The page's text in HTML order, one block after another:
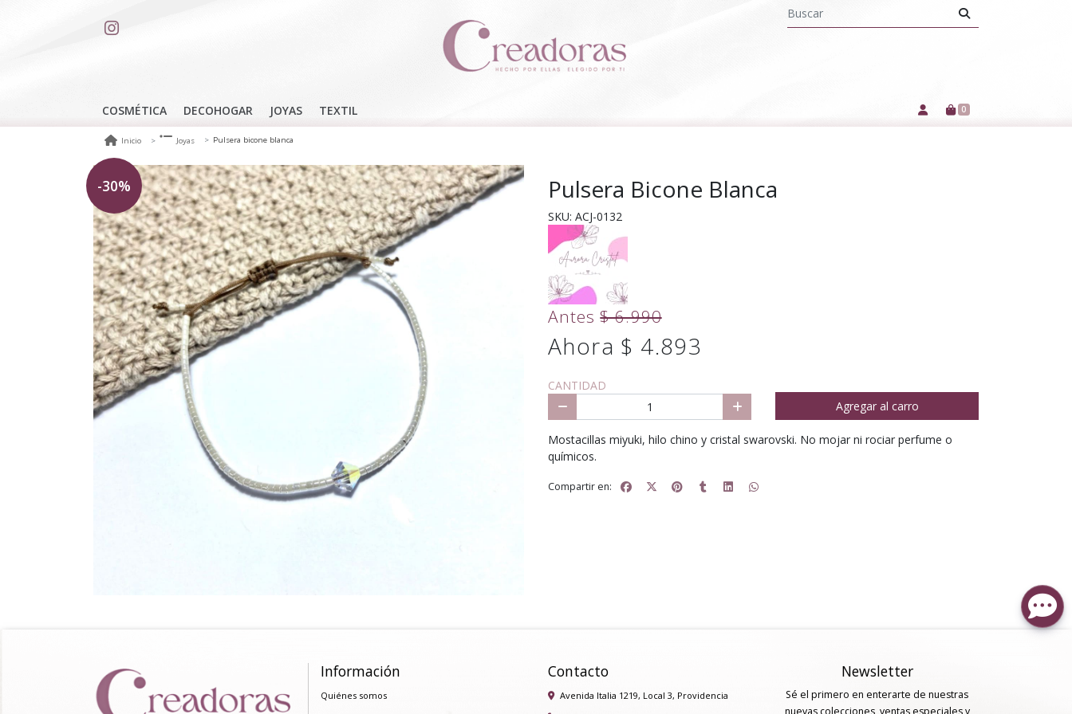
COSMÉTICA DECOHOGAR JOYAS TEXTIL 0
Inicio Joyas Pulsera bicone blanca
-30% Pulsera Bicone Blanca
SKU: ACJ-0132
Antes$ 6.990
Ahora $ 4.893
CANTIDAD
Agregar al carro
Mostacillas miyuki, hilo chino y cristal swarovski. No mojar ni rociar perfume o
químicos.
Compartir en:
Información
Quiénes somos
Contacto
Avenida Italia 1219, Local 3, Providencia
Newsletter
Sé el primero en enterarte de nuestras
nuevas colecciones, ventas especiales y